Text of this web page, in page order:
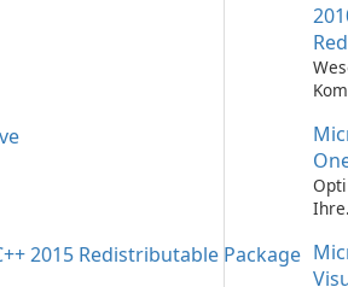
Ihre
mit